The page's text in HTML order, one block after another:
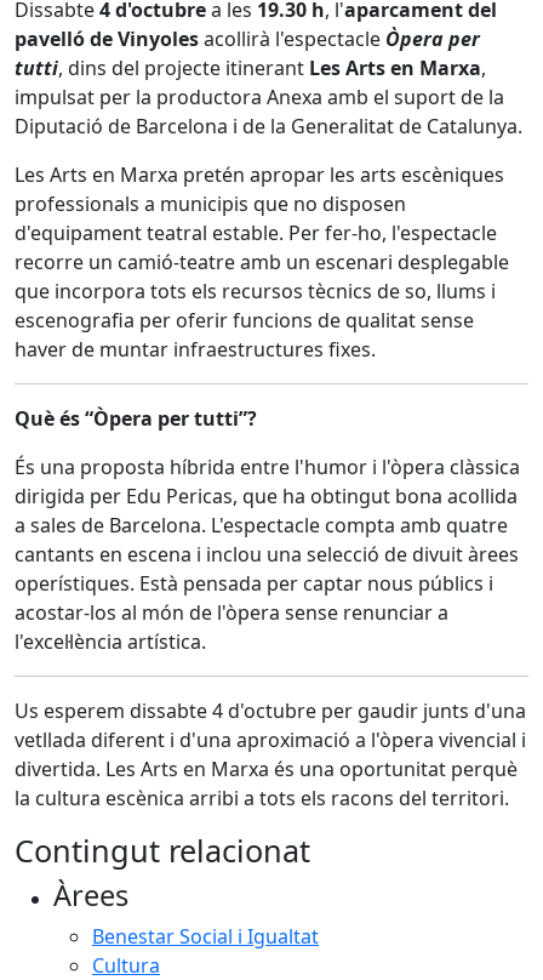
Dissabte4 d'octubrea les 19.30 h, l'aparcament del
pavelló de Vinyolesacollirà l'espectacle Òpera per
tutti, dins del projecte itinerant Les Arts en Marxa,
impulsat per la productora Anexa amb el suport de la
Diputació de Barcelona i de la Generalitat de Catalunya.
Les Arts en Marxa pretén apropar les arts escèniques
professionals a municipis que no disposen
d'equipament teatral estable. Per fer-ho, l'espectacle
recorre un camió-teatre amb un escenari desplegable
que incorpora tots els recursos tècnics de so, llums i
escenografia per oferir funcions de qualitat sense
haver de muntar infraestructures fixes.
Què és “Òpera per tutti”?
És una proposta híbrida entre l'humor i l'òpera clàssica
dirigida per Edu Pericas, que ha obtingut bona acollida
a sales de Barcelona. L'espectacle compta amb quatre
cantants en escena i inclou una selecció de divuit àrees
operístiques. Està pensada per captar nous públics i
acostar-los al món de l'òpera sense renunciar a
l'excel·lència artística.
Us esperem dissabte 4 d'octubre per gaudir junts d'una
vetllada diferent i d'una aproximació a l'òpera vivencial i
divertida. Les Arts en Marxa és una oportunitat perquè
la cultura escènica arribi a tots els racons del territori.
Contingut relacionat
Àrees
Benestar Social i Igualtat
Cultura